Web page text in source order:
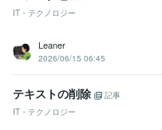
IT・テクノロジー
Leaner
2026/06/15 06:45
テキストの削除
記事
IT・テクノロジー